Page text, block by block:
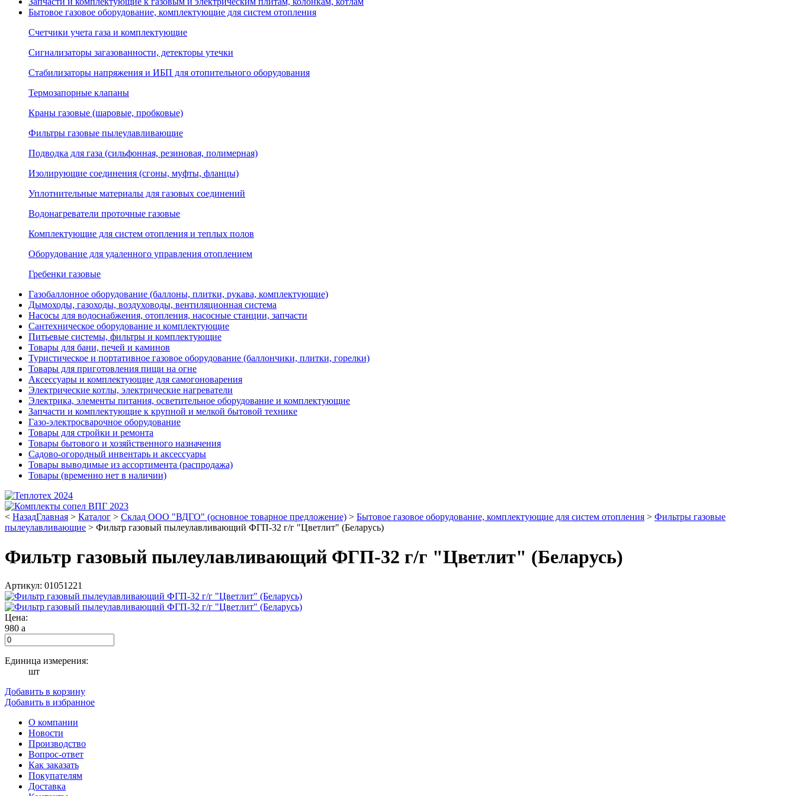
Бытовое газовое оборудование, комплектующие для систем отопления
Счетчики учета газа и комплектующие
Сигнализаторы загазованности, детекторы утечки
Стабилизаторы напряжения и ИБП для отопительного оборудования
Термозапорные клапаны
Краны газовые (шаровые, пробковые)
Фильтры газовые пылеулавливающие
Подводка для газа (сильфонная, резиновая, полимерная)
Изолирующие соединения (сгоны, муфты, фланцы)
Уплотнительные материалы для газовых соединений
Водонагреватели проточные газовые
Комплектующие для систем отопления и теплых полов
Оборудование для удаленного управления отоплением
Гребенки газовые
Газобаллонное оборудование (баллоны, плитки, рукава, комплектующие)
Дымоходы, газоходы, воздуховоды, вентиляционная система
Насосы для водоснабжения, отопления, насосные станции, запчасти
Сантехническое оборудование и комплектующие
Питьевые системы, фильтры и комплектующие
Товары для бани, печей и каминов
Туристическое и портативное газовое оборудование (баллончики, плитки, горелки)
Товары для приготовления пищи на огне
Аксессуары и комплектующие для самогоноварения
Электрические котлы, электрические нагреватели
Электрика, элементы питания, осветительное оборудование и комплектующие
Запчасти и комплектующие к крупной и мелкой бытовой технике
Газо-электросварочное оборудование
Товары для стройки и ремонта
Товары бытового и хозяйственного назначения
Садово-огородный инвентарь и аксессуары
Товары выводимые из ассортимента (распродажа)
Товары (временно нет в наличии)
< НазадГлавная > Каталог > Склад ООО "ВДГО" (основное товарное предложение) > Бытовое газовое оборудование, комплектующие для систем отопления > Фильтры газовые
пылеулавливающие > Фильтр газовый пылеулавливающий ФГП-32 г/г "Цветлит" (Беларусь)
Фильтр газовый пылеулавливающий ФГП-32 г/г "Цветлит" (Беларусь)
Артикул: 01051221
Цена:
980 a
Единица измерения:
шт
Добавить в корзину
Добавить в избранное
О компании
Новости
Производство
Вопрос-ответ
Как заказать
Покупателям
Доставка